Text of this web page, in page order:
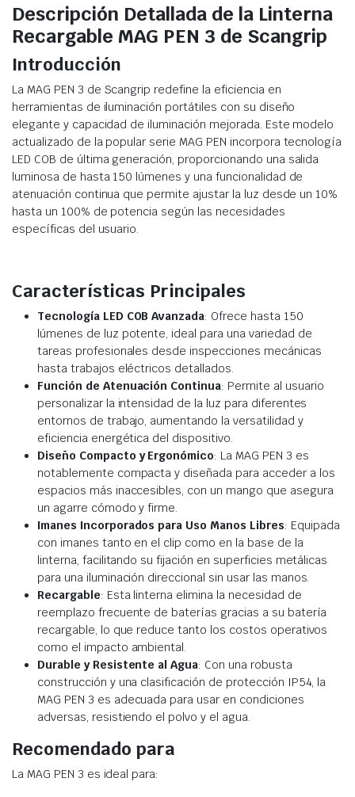
Descripción Detallada de la Linterna
Recargable MAG PEN 3 de Scangrip
Introducción
La MAG PEN 3 de Scangrip redefine la eficiencia en
herramientas de iluminación portátiles con su diseño
elegante y capacidad de iluminación mejorada. Este modelo
actualizado de la popular serie MAG PEN incorpora tecnología
LED COB de última generación, proporcionando una salida
luminosa de hasta 150 lúmenes y una funcionalidad de
atenuación continua que permite ajustar la luz desde un 10%
hasta un 100% de potencia según las necesidades
específicas del usuario.
Características Principales
Tecnología LED COB Avanzada: Ofrece hasta 150
lúmenes de luz potente, ideal para una variedad de
tareas profesionales desde inspecciones mecánicas
hasta trabajos eléctricos detallados.
Función de Atenuación Continua: Permite al usuario
personalizar la intensidad de la luz para diferentes
entornos de trabajo, aumentando la versatilidad y
eficiencia energética del dispositivo.
Diseño Compacto y Ergonómico: La MAG PEN 3 es
notablemente compacta y diseñada para acceder a los
espacios más inaccesibles, con un mango que asegura
un agarre cómodo y firme.
Imanes Incorporados para Uso Manos Libres: Equipada
con imanes tanto en el clip como en la base de la
linterna, facilitando su fijación en superficies metálicas
para una iluminación direccional sin usar las manos.
Recargable: Esta linterna elimina la necesidad de
reemplazo frecuente de baterías gracias a su batería
recargable, lo que reduce tanto los costos operativos
como el impacto ambiental.
Durable y Resistente al Agua: Con una robusta
construcción y una clasificación de protección IP54, la
MAG PEN 3 es adecuada para usar en condiciones
adversas, resistiendo el polvo y el agua.
Recomendado para
La MAG PEN 3 es ideal para: